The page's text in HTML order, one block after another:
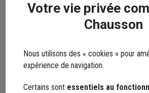
4
Une fois validé, retournez sur la page de
l'instruction que vous venez
5
Votre vie privée
Chausson
Nous utilisons des « cookies » pour
expérience de navigation.
Certains sont essentiels au